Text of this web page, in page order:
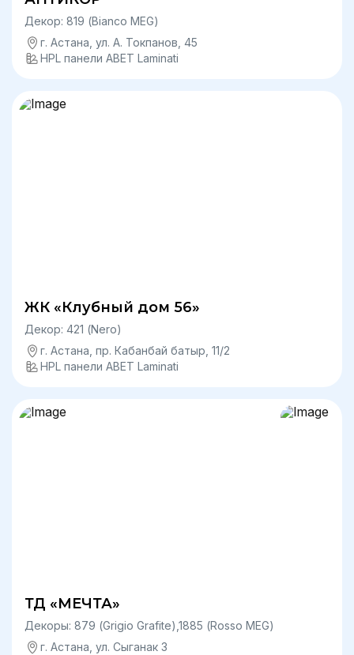
Декор: 819 (Bianco MEG)
г. Астана, ул. А. Токпанов, 45
HPL панели ABET Laminati
ЖК «Клубный дом 56»
Декор: 421 (Nero)
г. Астана, пр. Кабанбай батыр, 11/2
HPL панели ABET Laminati
ТД «МЕЧТА»
Декоры: 879 (Grigio Grafite),1885 (Rosso MEG)
г. Астана, ул. Сыганак 3